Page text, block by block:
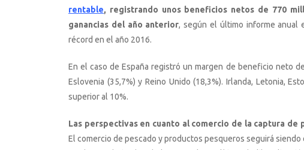
rentable, registrando unos beneficios netos de 770
ganancias del año anterior, según el último informe anual
récord en el año 2016.
En el caso de España registró un margen de beneficio neto
Eslovenia (35,7%) y Reino Unido (18,3%). Irlanda, Letonia,
superior al 10%.
Las perspectivas en cuanto al comercio de la captura de
El comercio de pescado y productos pesqueros seguirá